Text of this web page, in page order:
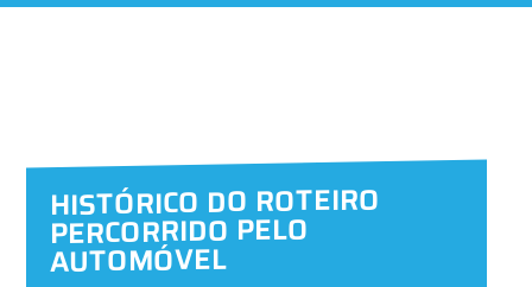
HISTÓRICO DO ROTEIRO
PERCORRIDO PELO
AUTOMÓVEL